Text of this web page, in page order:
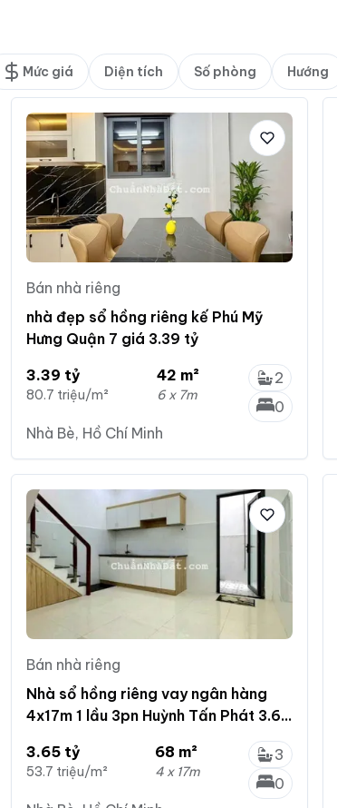
Mức giá Diện tích Số phòng Hướng
Bán nhà riêng
nhà đẹp sổ hồng riêng kế Phú Mỹ
Hưng Quận 7 giá 3.39 tỷ
3.39 tỷ
80.7 triệu/m²
42 m²
6 x 7m
2
0
Nhà Bè, Hồ Chí Minh
Bán nhà riêng
Nhà sổ hồng riêng vay ngân hàng
4x17m 1 lầu 3pn Huỳnh Tấn Phát 3.65
3.65 tỷ
53.7 triệu/m²
68 m²
4 x 17m
3
0